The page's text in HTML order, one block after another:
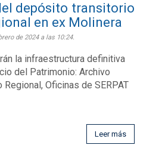
depósito transitorio
en ex Molinera
de 2024 a las 10:24.
la infraestructura definitiva
del Patrimonio: Archivo
Oficinas de SERPAT
Leer más